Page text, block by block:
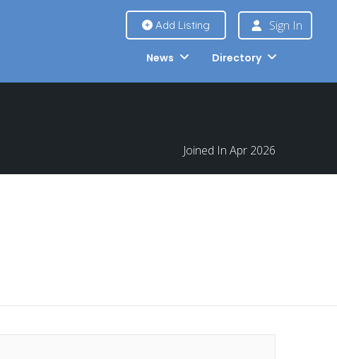
Add Listing Sign In
News Directory
Joined In Apr 2026